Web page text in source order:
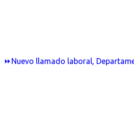
⏩Nuevo llamado laboral,